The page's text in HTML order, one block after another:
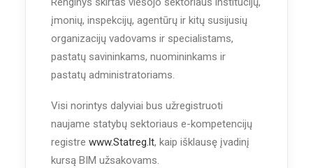
įmonių, inspekcijų, agentūrų ir kitų susijusių
organizacijų vadovams ir specialistams,
pastatų savininkams, nuomininkams ir
pastatų administratoriams.
Visi norintys dalyviai bus užregistruoti
naujame statybų sektoriaus e-kompetencijų
registre www.Statreg.lt, kaip išklausę įvadinį
kursą BIM užsakovams.